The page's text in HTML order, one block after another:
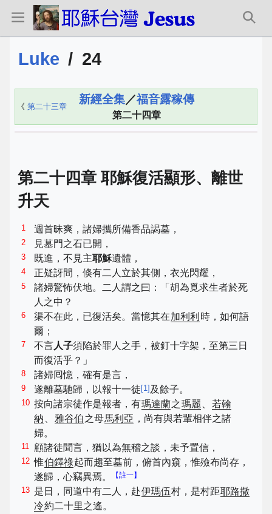
Luke / 24
《 第二十三章
新經全集／福音露稼傳
第二十四章
第二十四章 耶穌復活顯形、離世
升天
1 週首昧爽，諸婦攜所備香品謁墓，
2 見墓門之石已開，
3 既進，不見主耶穌遺體，
4 正疑訝間，倏有二人立於其側，衣光閃耀，
5
諸婦驚怖伏地。二人謂之曰：「胡為覓求生者於死
人之中？
6 渠不在此，已復活矣。當憶其在加利利 時，如何語
爾；
7 不言人子須陷於罪人之手，被釘十字架，至第三日
而復活乎？」
8 諸婦囘憶，確有是言，
9 遂離墓馳歸，以報十一徒 [1] 及餘子。
10 按向諸宗徒作是報者，有瑪達蘭之瑪麗、 若翰
納 、 雅谷伯之母馬利亞 ，尚有與若輩相伴之諸
婦。
11 顧諸徒聞言，猶以為無稽之談，未予置信，
12 惟伯鐸祿起而趨至墓前，俯首內窺，惟殮布尚存，
遂歸，心竊異焉。
【註一】
13 是日，同道中有二人，赴伊瑪伍村，是村距耶路撒
冷約二十里之遙。